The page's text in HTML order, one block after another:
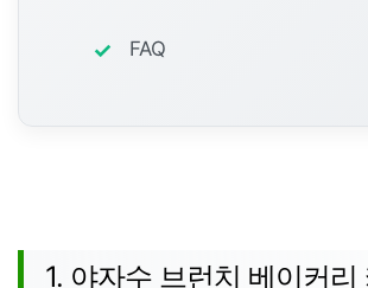
FAQ
1. 야자수 브런치 베이커리